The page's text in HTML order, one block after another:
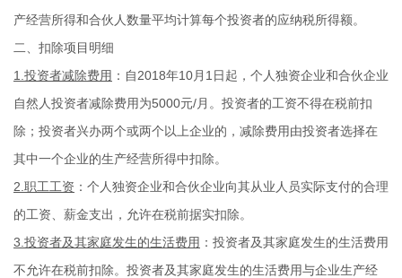
产经营所得和合伙人数量平均计算每个投资者的应纳税所得额。
二、扣除项目明细
1.投资者减除费用 ：自2018年10月1日起，个人独资企业和合伙企业
自然人投资者减除费用为5000元/月。投资者的工资不得在税前扣
除；投资者兴办两个或两个以上企业的，减除费用由投资者选择在
其中一个企业的生产经营所得中扣除。
2.职工工资 ：个人独资企业和合伙企业向其从业人员实际支付的合理
的工资、薪金支出，允许在税前据实扣除。
3.投资者及其家庭发生的生活费用 ：投资者及其家庭发生的生活费用
不允许在税前扣除。投资者及其家庭发生的生活费用与企业生产经